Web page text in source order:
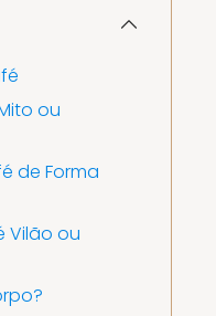
ou
de Forma
Vilão ou